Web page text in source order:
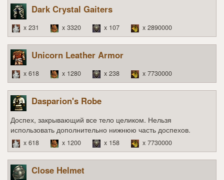
Dark Crystal Gaiters
x 231 x 3320 x 107 x 2890000
Unicorn Leather Armor
x 618 x 1280 x 238 x 7730000
Dasparion's Robe
Доспех, закрывающий все тело целиком. Нельзя
использовать дополнительно нижнюю часть доспехов.
x 618 x 1200 x 158 x 7730000
Close Helmet